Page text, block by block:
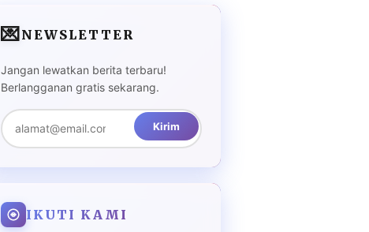
💌NEWSLETTER
Jangan lewatkan berita terbaru!
Berlangganan gratis sekarang.
Kirim
IKUTI KAMI